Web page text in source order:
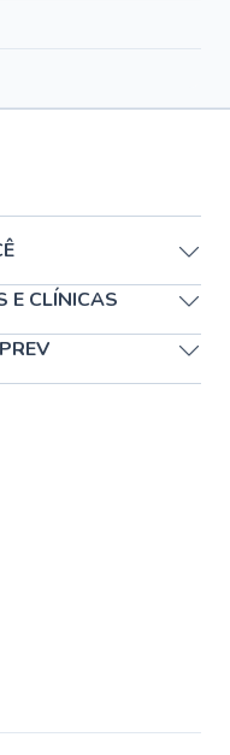
E CLÍNICAS